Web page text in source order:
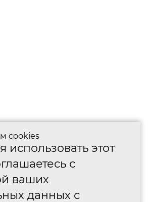
cookies
использовать этот
с
ваших
данных с